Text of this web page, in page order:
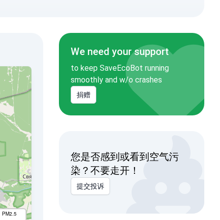
PM2.5
We need your support
to keep SaveEcoBot running
smoothly and w/o crashes
捐赠
您是否感到或看到空气污
染？不要走开！
提交投诉